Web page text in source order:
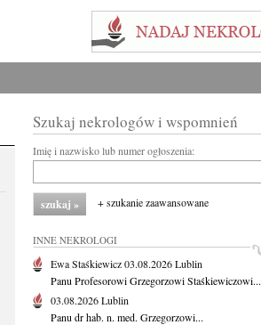
Szukaj nekrologów i wspomnień
Imię i nazwisko lub numer ogłoszenia:
+ szukanie zaawansowane
INNE NEKROLOGI
Ewa Staśkiewicz03.08.2026Lublin
Panu Profesorowi Grzegorzowi Staśkiewiczowi...
03.08.2026Lublin
Panu dr hab. n. med. Grzegorzowi...